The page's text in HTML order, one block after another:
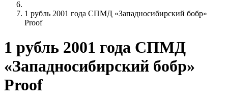
1 рубль 2001 года СПМД «Западносибирский бобр»
Proof
1 рубль 2001 года СПМД
«Западносибирский бобр»
Proof